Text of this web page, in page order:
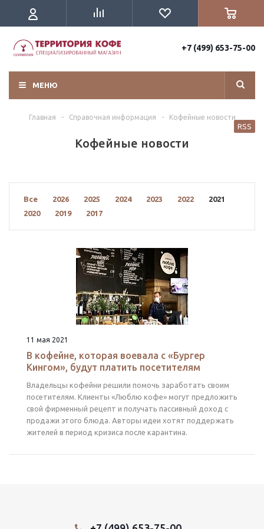
+7 (499) 653-75-00
МЕНЮ
Главная - Справочная информация - Кофейные новости
Кофейные новости
RSS
Все 2026 2025 2024 2023 2022
2021
2020
2019 2017
11 мая 2021
В кофейне, которая воевала с «Бургер
Кингом», будут платить посетителям
Владельцы кофейни решили помочь заработать своим
посетителям. Клиенты «Люблю кофе» могут предложить
свой фирменный рецепт и получать пассивный доход с
продажи этого блюда. Авторы идеи хотят поддержать
жителей в период кризиса после карантина.